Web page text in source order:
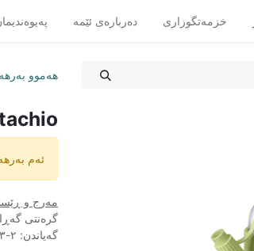
خزمەتگوزارى دەربارەى ئێمە
هەموو
ئەم
مەرج و
گرەنتی
گەیاندن: ٢-٣ ڕۆژی کار